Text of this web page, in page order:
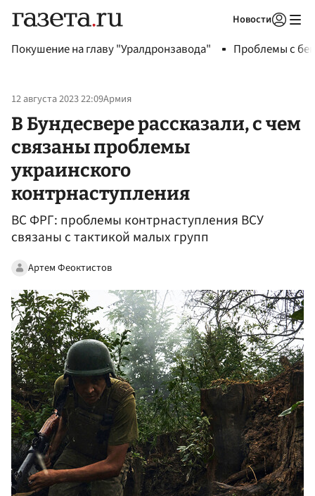
Новости
Покушение на главу "Уралдронзавода" Проблемы с
12 августа 2023 22:09Армия
В Бундесвере рассказали, с чем
связаны проблемы
украинского
контрнаступления
ВС ФРГ: проблемы контрнаступления ВСУ
связаны с тактикой малых групп
Артем Феоктистов